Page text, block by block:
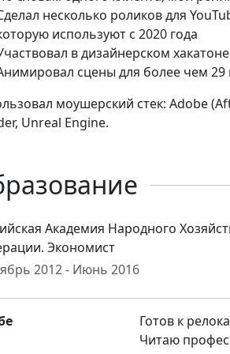
несколько роликов для
используют с 2020 года
в дизайнерском
сцены для более чем
моушерский стек: Adobe
Unreal Engine.
Академия Народного
Экономист
2012 - Июнь 2016
Готов к
Читаю